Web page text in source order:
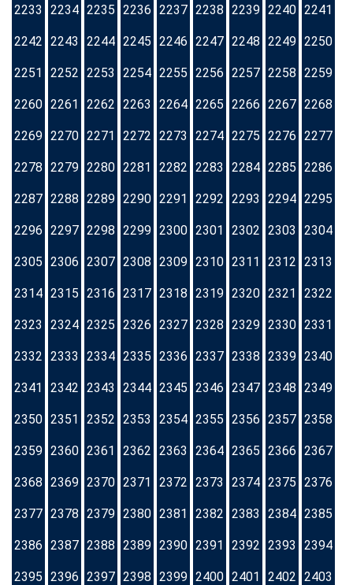
2233 2234 2235 2236 2237 2238 2239 2240 2241
2242 2243 2244 2245 2246 2247 2248 2249 2250
2251 2252 2253 2254 2255 2256 2257 2258 2259
2260 2261 2262 2263 2264 2265 2266 2267 2268
2269 2270 2271 2272 2273 2274 2275 2276 2277
2278 2279 2280 2281 2282 2283 2284 2285 2286
2287 2288 2289 2290 2291 2292 2293 2294 2295
2296 2297 2298 2299 2300 2301 2302 2303 2304
2305 2306 2307 2308 2309 2310 2311 2312 2313
2314 2315 2316 2317 2318 2319 2320 2321 2322
2323 2324 2325 2326 2327 2328 2329 2330 2331
2332 2333 2334 2335 2336 2337 2338 2339 2340
2341 2342 2343 2344 2345 2346 2347 2348 2349
2350 2351 2352 2353 2354 2355 2356 2357 2358
2359 2360 2361 2362 2363 2364 2365 2366 2367
2368 2369 2370 2371 2372 2373 2374 2375 2376
2377 2378 2379 2380 2381 2382 2383 2384 2385
2386 2387 2388 2389 2390 2391 2392 2393 2394
2395 2396 2397 2398 2399 2400 2401 2402 2403